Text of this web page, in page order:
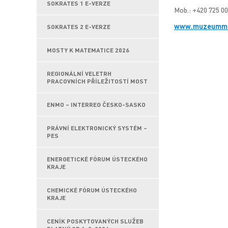
SOKRATES 1 E-VERZE
SOKRATES 2 E-VERZE
MOSTY K MATEMATICE 2026
REGIONÁLNÍ VELETRH
PRACOVNÍCH PŘÍLEŽITOSTÍ MOST
ENMO – INTERREG ČESKO-SASKO
PRÁVNÍ ELEKTRONICKÝ SYSTÉM –
PES
ENERGETICKÉ FÓRUM ÚSTECKÉHO
KRAJE
CHEMICKÉ FÓRUM ÚSTECKÉHO
KRAJE
CENÍK POSKYTOVANÝCH SLUŽEB
Mob.: +420 725